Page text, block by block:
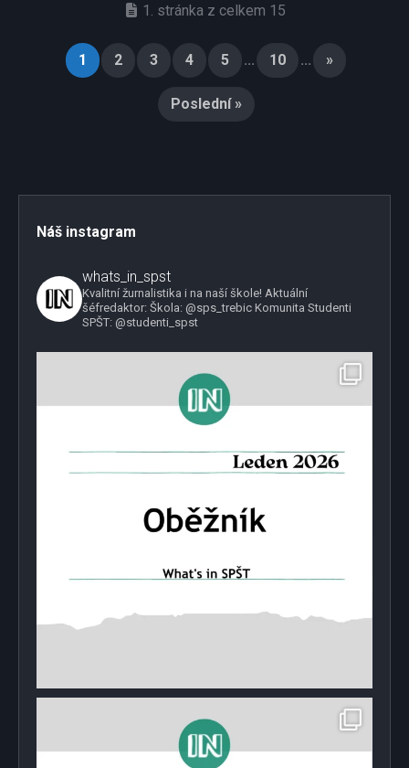
1. stránka z celkem 15
1 2 3 4 5 ... 10 ... »
Poslední »
Náš instagram
whats_in_spst
Kvalitní žurnalistika i na naší škole! Aktuální
šéfredaktor: Škola: @sps_trebic Komunita Studenti
SPŠT: @studenti_spst